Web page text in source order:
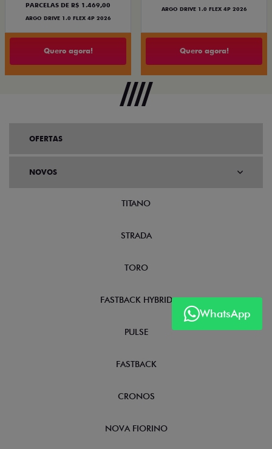
PARCELAS DE R$ 1.469,00
ARGO DRIVE 1.0 FLEX 4P 2026
Quero agora!
ARGO DRIVE 1.0 FLEX 4P 2026
Quero agora!
WhatsApp
OFERTAS
NOVOS
TITANO
STRADA
TORO
FASTBACK HYBRID
PULSE
FASTBACK
CRONOS
NOVA FIORINO